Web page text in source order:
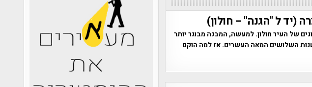
(יד ל "הגנה" – חולון)
של העיר חולון. למעשה, המבנה מבוגר יותר
השלושים המאה העשרים. אז למה הוקם